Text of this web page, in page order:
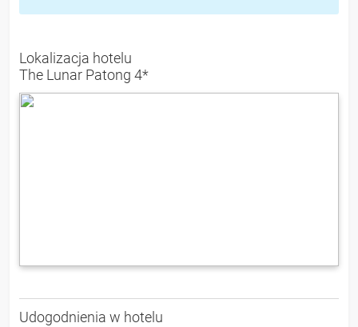
Lokalizacja hotelu
The Lunar Patong 4*
Udogodnienia w hotelu